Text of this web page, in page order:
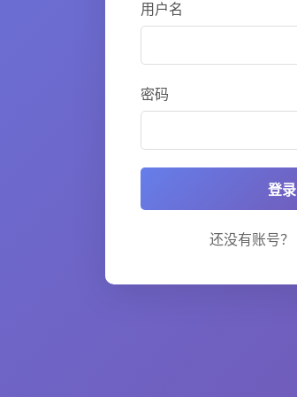
用户名
密码
登录
还没有账号？